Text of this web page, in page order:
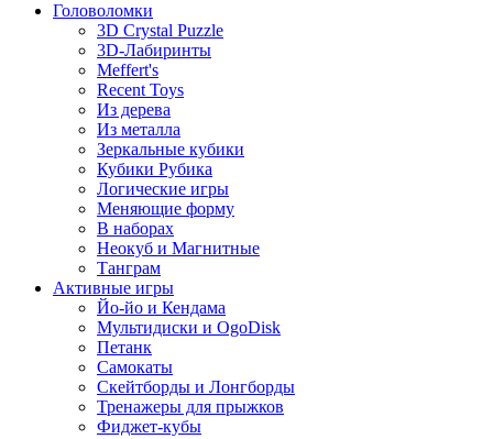
Головоломки
3D Crystal Puzzle
3D-Лабиринты
Meffert's
Recent Toys
Из дерева
Из металла
Зеркальные кубики
Кубики Рубика
Логические игры
Меняющие форму
В наборах
Неокуб и Магнитные
Танграм
Активные игры
Йо-йо и Кендама
Мультидиски и OgoDisk
Петанк
Самокаты
Скейтборды и Лонгборды
Тренажеры для прыжков
Фиджет-кубы